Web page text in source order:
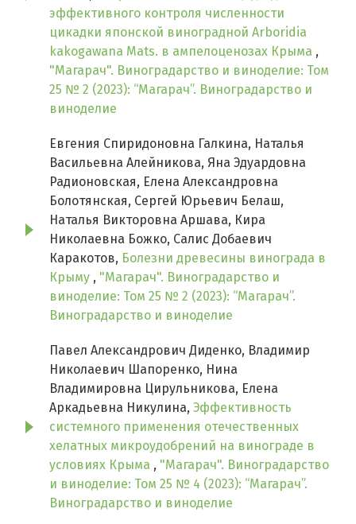
эффективного контроля численности
цикадки японской виноградной Arboridiа
kakogawana Mats. в ампелоценозах Крыма ,
"Магарач". Виноградарство и виноделие: Том
25 № 2 (2023): “Магарач”. Виноградарство и
виноделие
Евгения Спиридоновна Галкина, Наталья
Васильевна Алейникова, Яна Эдуардовна
Радионовская, Елена Александровна
Болотянская, Сергей Юрьевич Белаш,
Наталья Викторовна Аршава, Кира
Николаевна Божко, Салис Добаевич
Каракотов, Болезни древесины винограда в
Крыму , "Магарач". Виноградарство и
виноделие: Том 25 № 2 (2023): “Магарач”.
Виноградарство и виноделие
Павел Александрович Диденко, Владимир
Николаевич Шапоренко, Нина
Владимировна Цирульникова, Елена
Аркадьевна Никулина, Эффективность
системного применения отечественных
хелатных микроудобрений на винограде в
условиях Крыма , "Магарач". Виноградарство
и виноделие: Том 25 № 4 (2023): “Магарач”.
Виноградарство и виноделие